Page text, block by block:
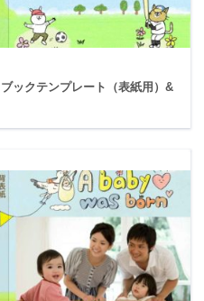
ックテンプレート（表紙用）&